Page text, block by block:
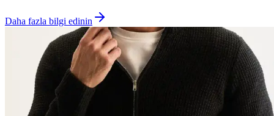
Daha fazla bilgi edinin